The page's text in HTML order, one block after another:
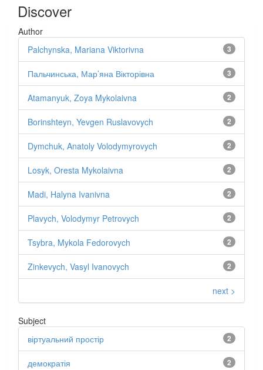
Discover
Author
3
Palchynska, Mariana Viktorivna
3
Пальчинська, Мар’яна Вікторівна
2
Atamanyuk, Zoya Mykolaivna
2
Borinshteyn, Yevgen Ruslavovych
2
Dymchuk, Anatoly Volodymyrovych
2
Losyk, Oresta Mykolaivna
2
Madi, Halyna Ivanivna
2
Plavych, Volodymyr Petrovych
2
Tsybra, Mykola Fedorovych
2
Zinkevych, Vasyl Ivanovych
next >
Subject
2
віртуальний простір
2
демократія